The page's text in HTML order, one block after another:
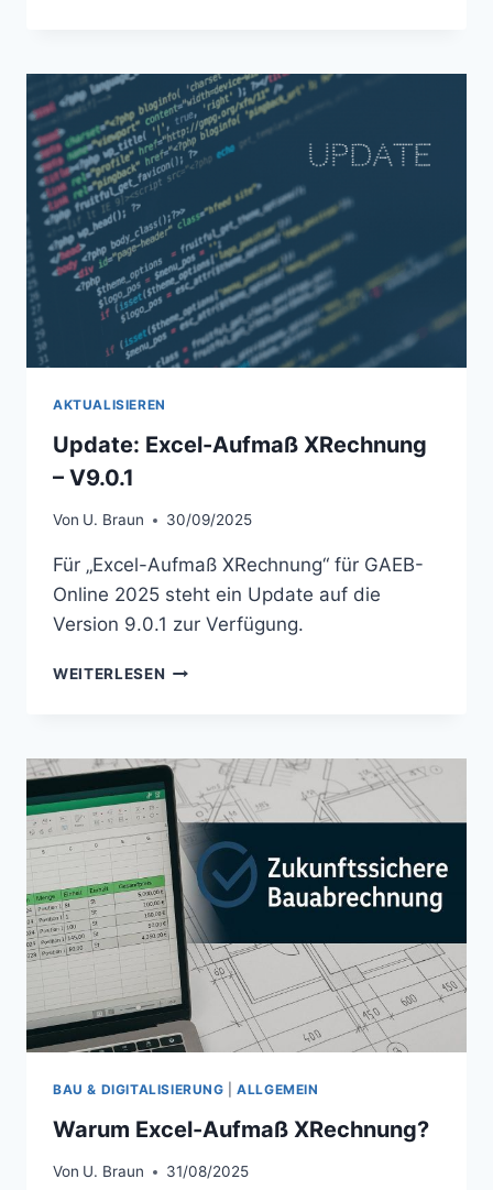
V
9.0.2
AKTUALISIEREN
Update: Excel-Aufmaß XRechnung
– V9.0.1
Von U. Braun 30/09/2025
Für „Excel-Aufmaß XRechnung“ für GAEB-
Online 2025 steht ein Update auf die
Version 9.0.1 zur Verfügung.
WEITERLESEN UPDATE:
V
9.0.1
BAU & DIGITALISIERUNG |ALLGEMEIN
Warum Excel-Aufmaß XRechnung?
Von U. Braun 31/08/2025